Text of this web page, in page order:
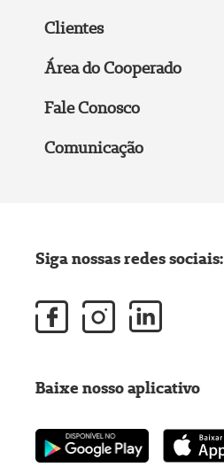
Clientes
Área do Cooperado
Fale Conosco
Comunicação
Siga nossas redes sociais:
Baixe nosso aplicativo